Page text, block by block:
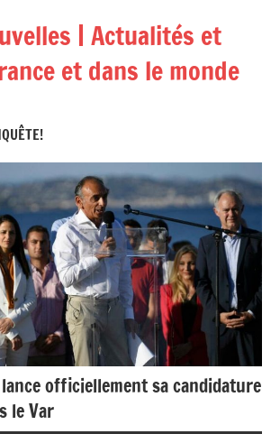
| Actualités et
et dans le monde
officiellement sa candidature
le Var